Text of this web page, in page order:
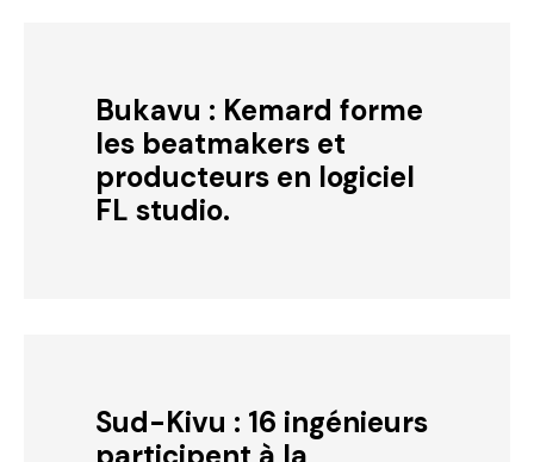
Bukavu : Kemard forme
les beatmakers et
producteurs en logiciel
FL studio.
Sud-Kivu : 16 ingénieurs